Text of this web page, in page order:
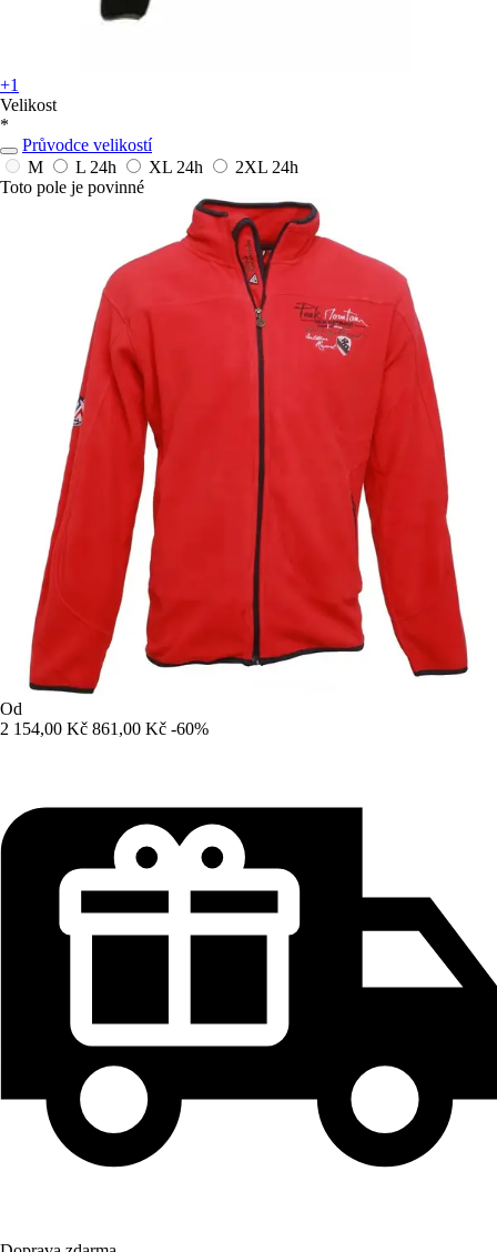
+1
Velikost
*
Průvodce velikostí
M
L 24h XL 24h 2XL 24h
Toto pole je povinné
Od
2 154,00 Kč 861,00 Kč -60%